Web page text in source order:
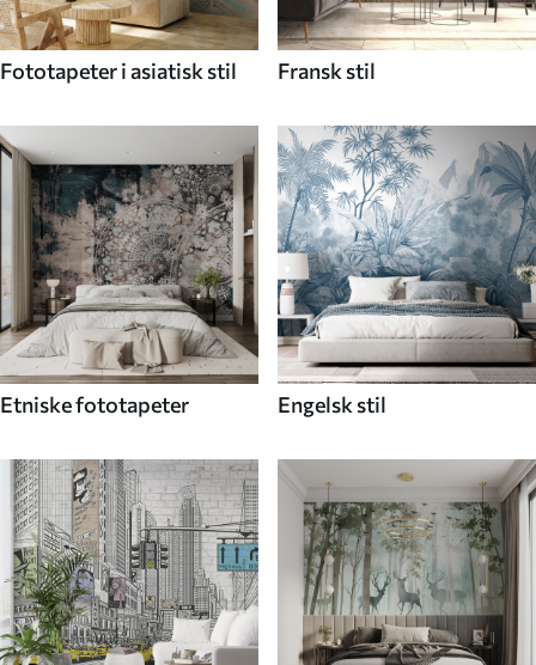
Fototapeter i asiatisk stil Fransk stil
Etniske fototapeter Engelsk stil